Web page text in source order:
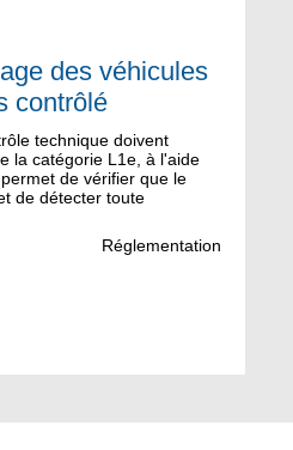
des véhicules
contrôlé
technique doivent
la catégorie L1e, à l'aide
de vérifier que le
de détecter toute
Réglementation